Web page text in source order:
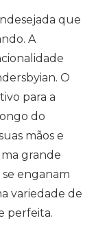
que
A
O
para a
do
mãos e
grande
enganam
variedade de
perfeita.